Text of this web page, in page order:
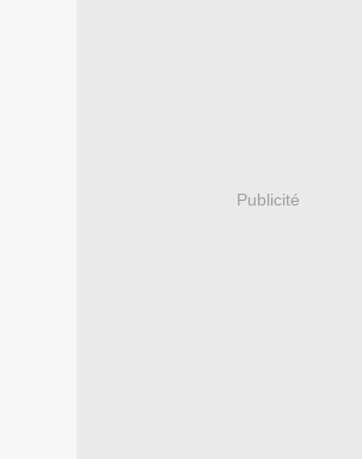
Publicité